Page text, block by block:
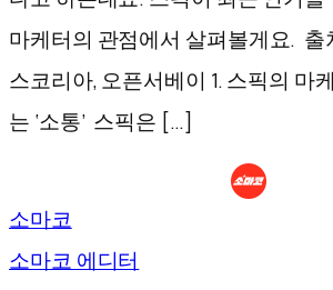
마케터의 관점에서 살펴볼게요.
스코리아, 오픈서베이 1. 스픽의 마
는 ‘소통’ 스픽은 […]
소마코
소마코 에디터